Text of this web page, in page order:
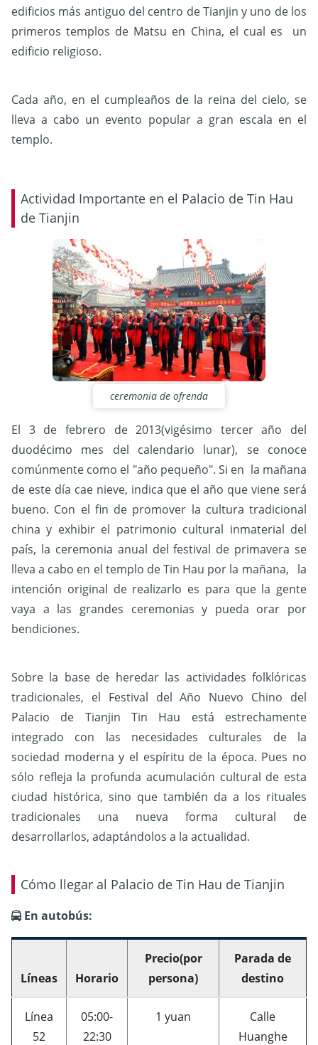
edificios más antiguo del centro de Tianjin y uno de los
primeros templos de Matsu en China, el cual es un
edificio religioso.
Cada año, en el cumpleaños de la reina del cielo, se
lleva a cabo un evento popular a gran escala en el
templo.
Actividad Importante en el Palacio de Tin Hau
de Tianjin
ceremonia de ofrenda
El 3 de febrero de 2013(vigésimo tercer año del
duodécimo mes del calendario lunar), se conoce
comúnmente como el "año pequeño". Si en la mañana
de este día cae nieve, indica que el año que viene será
bueno. Con el fin de promover la cultura tradicional
china y exhibir el patrimonio cultural inmaterial del
país, la ceremonia anual del festival de primavera se
lleva a cabo en el templo de Tin Hau por la mañana, la
intención original de realizarlo es para que la gente
vaya a las grandes ceremonias y pueda orar por
bendiciones.
Sobre la base de heredar las actividades folklóricas
tradicionales, el Festival del Año Nuevo Chino del
Palacio de Tianjin Tin Hau está estrechamente
integrado con las necesidades culturales de la
sociedad moderna y el espíritu de la época. Pues no
sólo refleja la profunda acumulación cultural de esta
ciudad histórica, sino que también da a los rituales
tradicionales una nueva forma cultural de
desarrollarlos, adaptándolos a la actualidad.
Cómo llegar al Palacio de Tin Hau de Tianjin
En autobús:
Líneas Horario
Precio(por
persona)
Parada de
destino
Línea
52
05:00-
22:30
1 yuan
Calle
Huanghe